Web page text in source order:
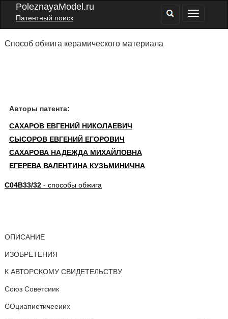
PoleznayaModel.ru
Патентный поиск
Способ обжига керамического материала
Авторы патента:
САХАРОВ ЕВГЕНИЙ НИКОЛАЕВИЧ
СЫСОРОВ ЕВГЕНИЙ ЕГОРОВИЧ
САХАРОВА НАДЕЖДА МИХАЙЛОВНА
ЕГЕРЕВА ВАЛЕНТИНА КУЗЬМИНИЧНА
C04B33/32- способы обжига
ОПИСАНИЕ
ИЗОБРЕТЕНИЯ
К АВТОРСКОМУ СВИДЕТЕЛЬСТВУ
Союз Советсиик
СОциапиетичееиих